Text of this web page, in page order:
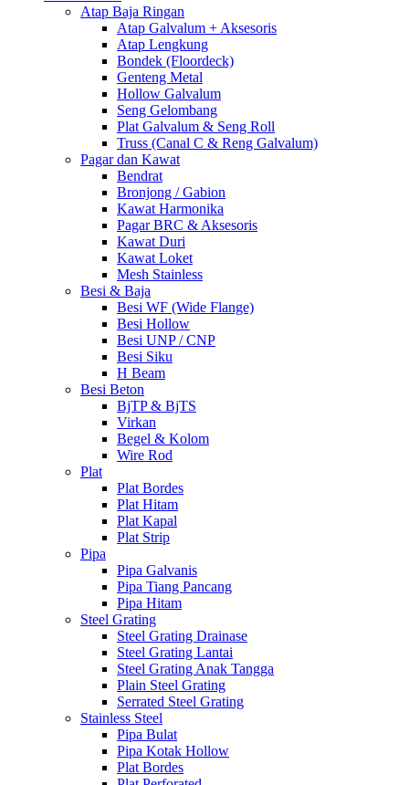
Atap Baja Ringan
Atap Galvalum + Aksesoris
Atap Lengkung
Bondek (Floordeck)
Genteng Metal
Hollow Galvalum
Seng Gelombang
Plat Galvalum & Seng Roll
Truss (Canal C & Reng Galvalum)
Pagar dan Kawat
Bendrat
Bronjong / Gabion
Kawat Harmonika
Pagar BRC & Aksesoris
Kawat Duri
Kawat Loket
Mesh Stainless
Besi & Baja
Besi WF (Wide Flange)
Besi Hollow
Besi UNP / CNP
Besi Siku
H Beam
Besi Beton
BjTP & BjTS
Virkan
Begel & Kolom
Wire Rod
Plat
Plat Bordes
Plat Hitam
Plat Kapal
Plat Strip
Pipa
Pipa Galvanis
Pipa Tiang Pancang
Pipa Hitam
Steel Grating
Steel Grating Drainase
Steel Grating Lantai
Steel Grating Anak Tangga
Plain Steel Grating
Serrated Steel Grating
Stainless Steel
Pipa Bulat
Pipa Kotak Hollow
Plat Bordes